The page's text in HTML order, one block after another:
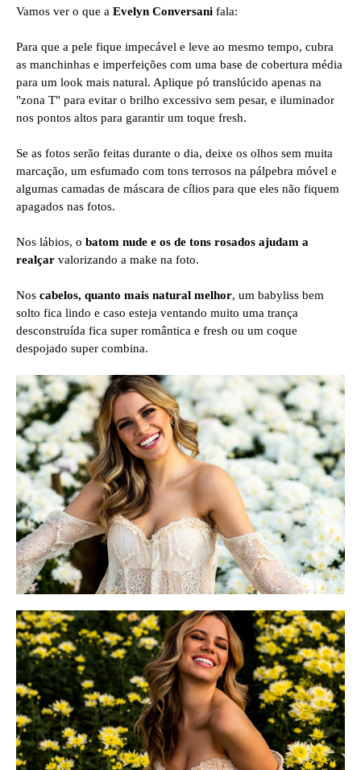
Vamos ver o que a Evelyn Conversani fala:
Para que a pele fique impecável e leve ao mesmo tempo, cubra
as manchinhas e imperfeições com uma base de cobertura média
para um look mais natural. Aplique pó translúcido apenas na
"zona T" para evitar o brilho excessivo sem pesar, e iluminador
nos pontos altos para garantir um toque fresh.
Se as fotos serão feitas durante o dia, deixe os olhos sem muita
marcação, um esfumado com tons terrosos na pálpebra móvel e
algumas camadas de máscara de cílios para que eles não fiquem
apagados nas fotos.
Nos lábios, o batom nude e os de tons rosados ajudam a
realçar valorizando a make na foto.
Nos cabelos, quanto mais natural melhor, um babyliss bem
solto fica lindo e caso esteja ventando muito uma trança
desconstruída fica super romântica e fresh ou um coque
despojado super combina.